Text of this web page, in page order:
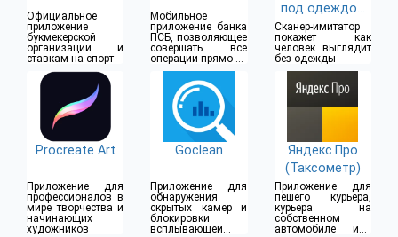
Официальное
приложение
букмекерской
организации и
ставкам на спорт
Мобильное
приложение банка
ПСБ, позволяющее
совершать все
операции прямо из
дома
под одеждой
(18+)
Сканер-имитатор
покажет как
человек выглядит
без одежды
Procreate Art
Приложение для
профессионалов в
мире творчества и
начинающих
художников
Goclean
Приложение для
обнаружения
скрытых камер и
блокировки
всплывающей
Яндекс.Про
(Таксометр)
Приложение для
пешего курьера,
курьера на
собственном
автомобиле или